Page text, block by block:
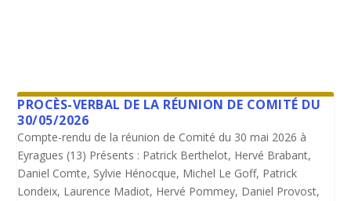
PROCÈS-VERBAL DE LA RÉUNION DE COMITÉ DU
30/05/2026
Compte-rendu de la réunion de Comité du 30 mai 2026 à
Eyragues (13) Présents : Patrick Berthelot, Hervé Brabant,
Daniel Comte, Sylvie Hénocque, Michel Le Goff, Patrick
Londeix, Laurence Madiot, Hervé Pommey, Daniel Provost,